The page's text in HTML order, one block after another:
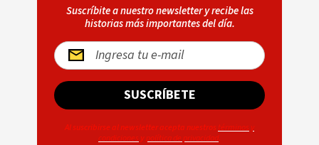
Suscríbite a nuestro newsletter y recibe las
historias más importantes del día.
SUSCRÍBETE
Al suscribirse al newsletter acepta nuestros términos y
condiciones ypolítica de privacidad.